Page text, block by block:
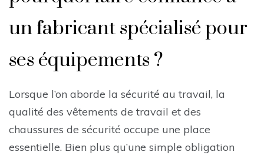
un fabricant spécialisé pour
ses équipements ?
Lorsque l’on aborde la sécurité au travail, la
qualité des vêtements de travail et des
chaussures de sécurité occupe une place
essentielle. Bien plus qu’une simple obligation